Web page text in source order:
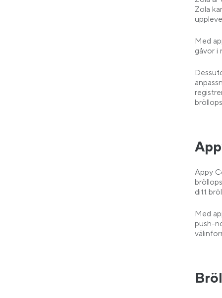
Zola
Med
gåvor i
Appy
ditt
Med
push-